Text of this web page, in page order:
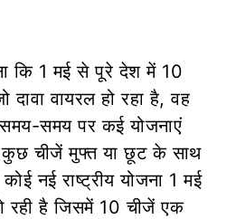
कि 1 मई से पूरे देश में 10
दावा वायरल हो रहा है, वह
समय पर कई योजनाएं
चीजें मुफ्त या छूट के साथ
नई राष्ट्रीय योजना 1 मई
रही है जिसमें 10 चीजें एक